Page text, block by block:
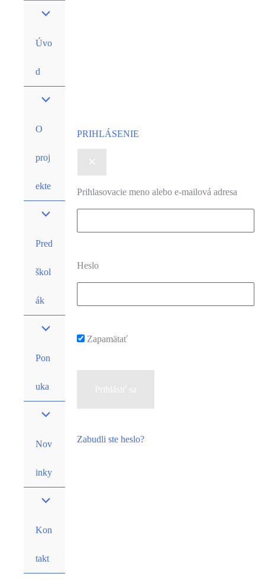
Úvo
d
O
proj
ekte
Pred
škol
ák
Pon
uka
Nov
inky
Kon
takt
PRIHLÁSENIE
Prihlasovacie meno alebo e-mailová adresa
Heslo
Zapamätať
Zabudli ste heslo?